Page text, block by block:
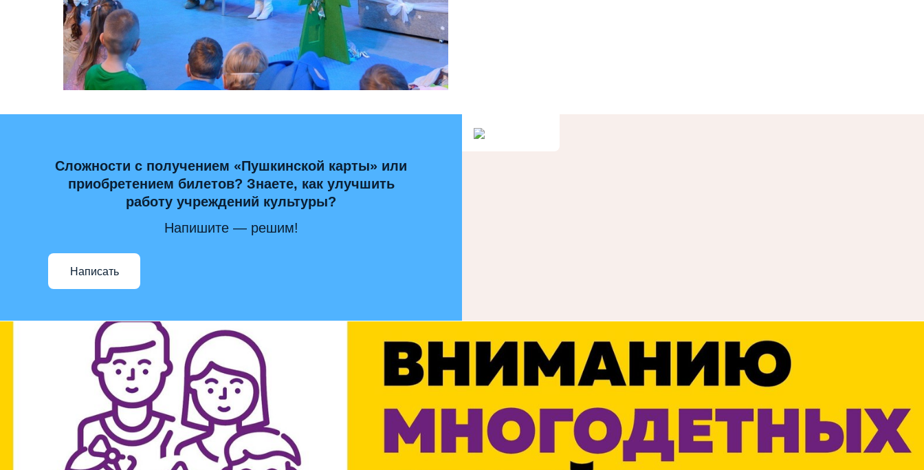
Сложности с получением «Пушкинской карты» или
приобретением билетов? Знаете, как улучшить
работу учреждений культуры?
Напишите — решим!
Написать